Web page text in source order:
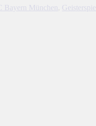
Bayern München Geisterspiel